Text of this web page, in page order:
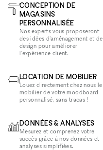
CONCEPTION DE
MAGASINS
PERSONNALISÉE
Nos experts vous proposeront
des idées d'aménagement et de
design pour améliorer
l'expérience client.
LOCATION DE MOBILIER
Louez directement chez nous le
mobilier de votre moodboard
personnalisé, sans tracas !
DONNÉES & ANALYSES
Mesurez et comprenez votre
succès grâce à nos données et
analyses simplifiées.